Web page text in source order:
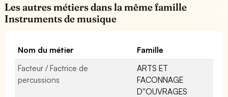
Les autres métiers dans la même famille
Instruments de musique
Nom du métier
Famille
Facteur / Factrice de
percussions
ARTS ET
FACONNAGE
D''OUVRAGES